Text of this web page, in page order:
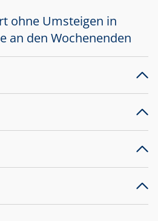
ohne Umsteigen in
an den Wochenenden
Bauarbeiten am
der Bahnstraße in
den